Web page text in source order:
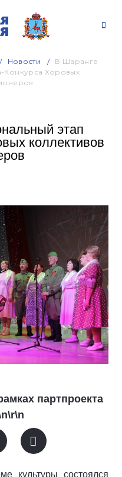
Новости
В Шаранге
Конкурса Хоровых
этап
коллективов
партпроекта
культуры состоялся